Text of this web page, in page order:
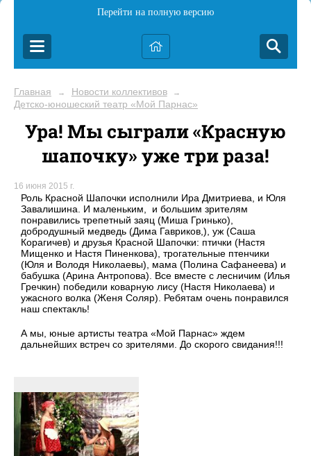
Перейти на полную версию
Главная → Новости коллективов →
Детско-юношеский театр «Мой Парнас»
Ура! Мы сыграли «Красную
шапочку» уже три раза!
16 июня 2015 г.
Роль Красной Шапочки исполнили Ира Дмитриева, и Юля
Завалишина. И маленьким, и большим зрителям
понравились трепетный заяц (Миша Гринько),
добродушный медведь (Дима Гавриков,), уж (Саша
Корагичев) и друзья Красной Шапочки: птички (Настя
Мищенко и Настя Пиненкова), трогательные птенчики
(Юля и Володя Николаевы), мама (Полина Сафанеева) и
бабушка (Арина Антропова). Все вместе с лесничим (Илья
Гречкин) победили коварную лису (Настя Николаева) и
ужасного волка (Женя Соляр). Ребятам очень понравился
наш спектакль!
А мы, юные артисты театра «Мой Парнас» ждем
дальнейших встреч со зрителями. До скорого свидания!!!